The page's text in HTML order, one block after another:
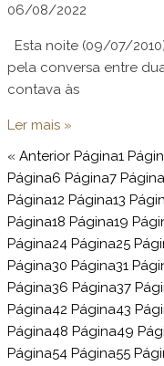
06/08/2022
Esta noite (09/07/
pela conversa entre
contava às
Ler mais »
« Anterior Página1
Página6 Página7 Página
Página12 Página13
Página18 Página19
Página24 Página25
Página30 Página31
Página36 Página37
Página42 Página43
Página48 Página49
Página54 Página55